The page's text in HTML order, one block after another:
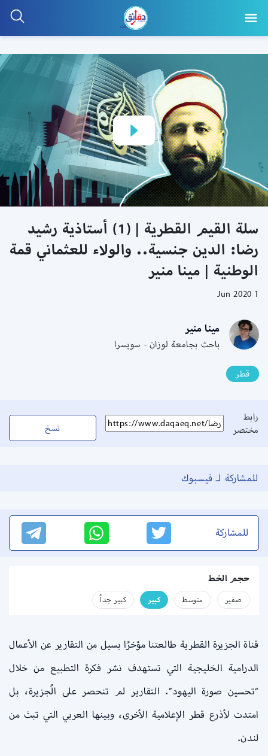
سلة القيم القطرية | (1) أستاذية رشيد
رضا: الدين جنسية.. والولاء للعثماني قمة
الوطنية | مينا منير
1 Jun 2020
مينا منير
باحث بجامعة لوزان - سويسرا
قطر
رابط
مختصر
نسخ
للمشاركة لـ فيسبوك
للمشاركة
حجم الخط
صفير متوسط كبير كبير جداً
قناة الجزيرة القطرية طالعتنا مؤخرًا بسيل من التقارير عن الأعمال
الدرامية الخليجية التي تستهدف نشر فكرة التطبيع من خلال
“تحسين صورة اليهود”. التقارير لم تنحصر على الًجزيرة، بل
امتدت لأذرع قطر الإعلامية الأخرى، وبينها العربي التي تبث من
لندن.